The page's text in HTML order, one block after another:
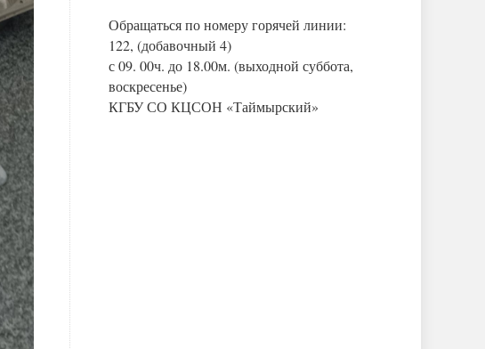
Обращаться по номеру горячей линии:
122, (добавочный 4)
с 09. 00ч. до 18.00м. (выходной суббота,
воскресенье)
КГБУ СО КЦСОН «Таймырский»